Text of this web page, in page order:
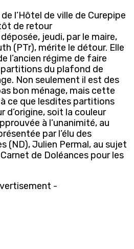
l’Hôtel de ville de Curepipe
de retour
jeudi, par le maire,
(PTr), mérite le détour. Elle
l’ancien régime de faire
du plafond de
Non seulement il est des
bon ménage, mais cette
ce que lesdites partitions
d’origine, soit la couleur
à l’unanimité, au
par l’élu des
(ND), Julien Permal, au sujet
de Doléances pour les
-